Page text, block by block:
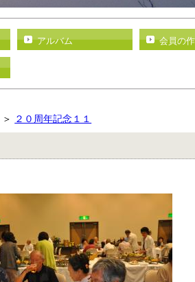
アルバム 会員の
＞ ２０周年記念１１